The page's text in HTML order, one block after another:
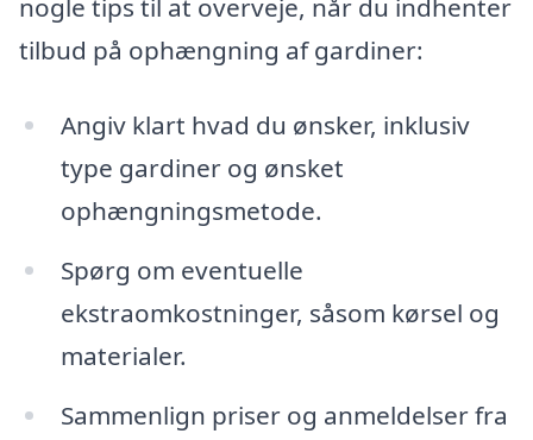
nogle tips til at overveje, når du indhenter
tilbud på ophængning af gardiner:
Angiv klart hvad du ønsker, inklusiv
type gardiner og ønsket
ophængningsmetode.
Spørg om eventuelle
ekstraomkostninger, såsom kørsel og
materialer.
Sammenlign priser og anmeldelser fra